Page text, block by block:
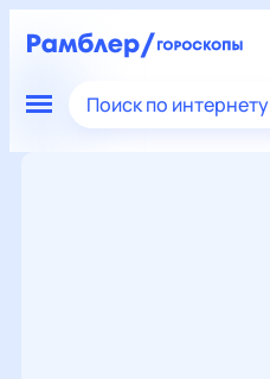
Поиск по интернету